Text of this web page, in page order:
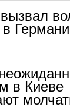
в Киеве